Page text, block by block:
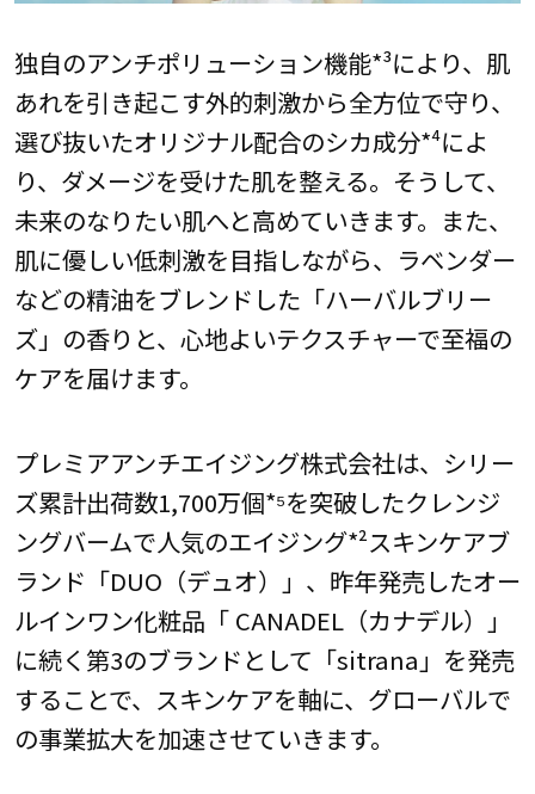
独自のアンチポリューション機能*³により、肌
あれを引き起こす外的刺激から全方位で守り、
選び抜いたオリジナル配合のシカ成分*⁴によ
り、ダメージを受けた肌を整える。そうして、
未来のなりたい肌へと高めていきます。また、
肌に優しい低刺激を目指しながら、ラベンダー
などの精油をブレンドした「ハーバルブリー
ズ」の香りと、心地よいテクスチャーで至福の
ケアを届けます。
プレミアアンチエイジング株式会社は、シリー
ズ累計出荷数1,700万個*⁵を突破したクレンジ
ングバームで人気のエイジング*²スキンケアブ
ランド「DUO（デュオ）」、昨年発売したオー
ルインワン化粧品「 CANADEL（カナデル）」
に続く第3のブランドとして「sitrana」を発売
することで、スキンケアを軸に、グローバルで
の事業拡大を加速させていきます。